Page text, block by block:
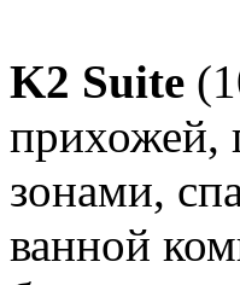
K2 Suite
прихожей,
зонами,
ванной